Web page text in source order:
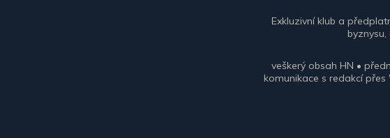
Exkluzivní klub a
veškerý obsah HN •
komunikace s redakcí přes